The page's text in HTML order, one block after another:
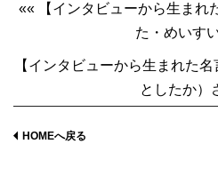
«« 【インタビューから生まれ
た・めいす
【インタビューから生まれた
としたか）
HOMEへ戻る